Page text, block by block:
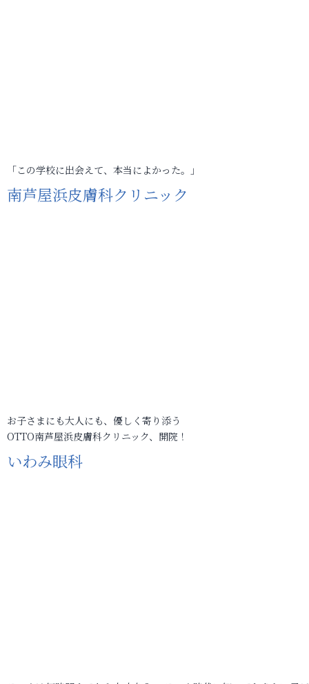
「この学校に出会えて、本当によかった。」
南芦屋浜皮膚科クリニック
お子さまにも大人にも、優しく寄り添う
OTTO南芦屋浜皮膚科クリニック、開院！
いわみ眼科